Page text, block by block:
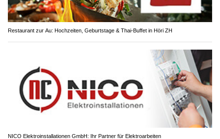
Restaurant zur Au: Hochzeiten, Geburtstage & Thai-Buffet in Höri ZH
NICO Elektroinstallationen GmbH: Ihr Partner für Elektroarbeiten